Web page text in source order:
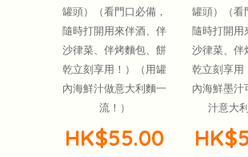
罐頭）（看門口必備，
隨時打開用來伴酒、伴
沙律菜、伴烤麵包、餅
乾立刻享用！）（用罐
內海鮮汁做意大利麵一
流！）
HK$55.00
罐頭）（看
隨時打開用
沙律菜、伴
乾立刻享用
內海鮮墨汁
汁意大